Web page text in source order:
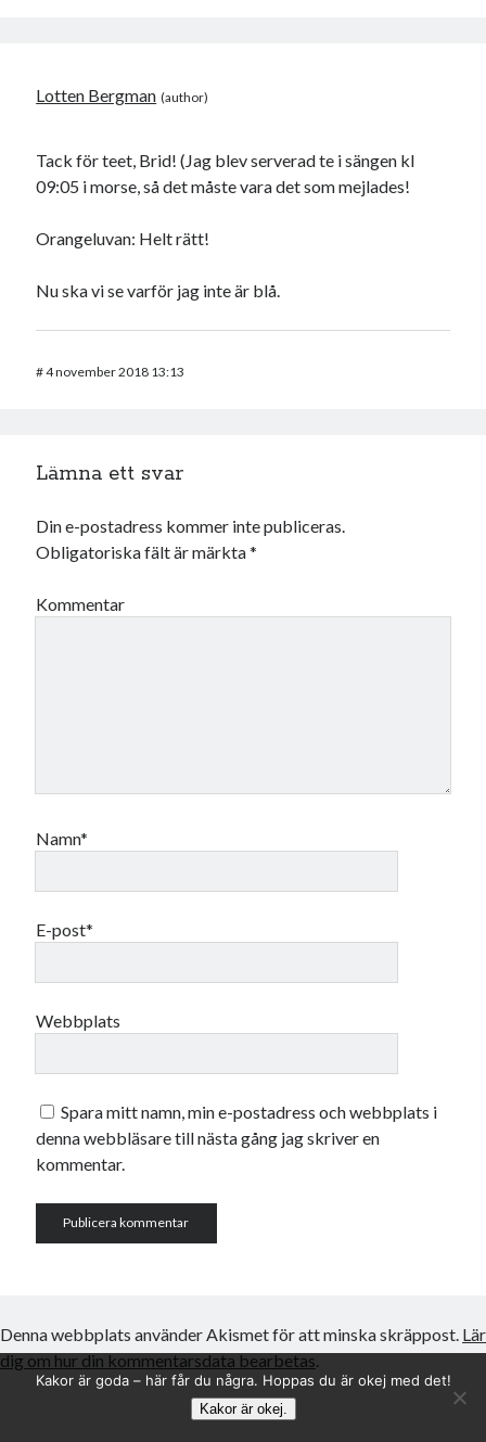
Lotten Bergman
Tack för teet, Brid! (Jag blev serverad te i sängen kl
09:05 i morse, så det måste vara det som mejlades!
Orangeluvan: Helt rätt!
Nu ska vi se varför jag inte är blå.
#4 november 2018 13:13
Lämna ett svar
Din e-postadress kommer inte publiceras.
Obligatoriska fält är märkta*
Kommentar
Namn*
E-post*
Webbplats
Spara mitt namn, min e-postadress och webbplats i
denna webbläsare till nästa gång jag skriver en
kommentar.
Denna webbplats använder Akismet för att minska skräppost. Lär
dig om hur din kommentarsdata bearbetas.
Kakor är goda – här får du några. Hoppas du är okej med det!
Kakor är okej.